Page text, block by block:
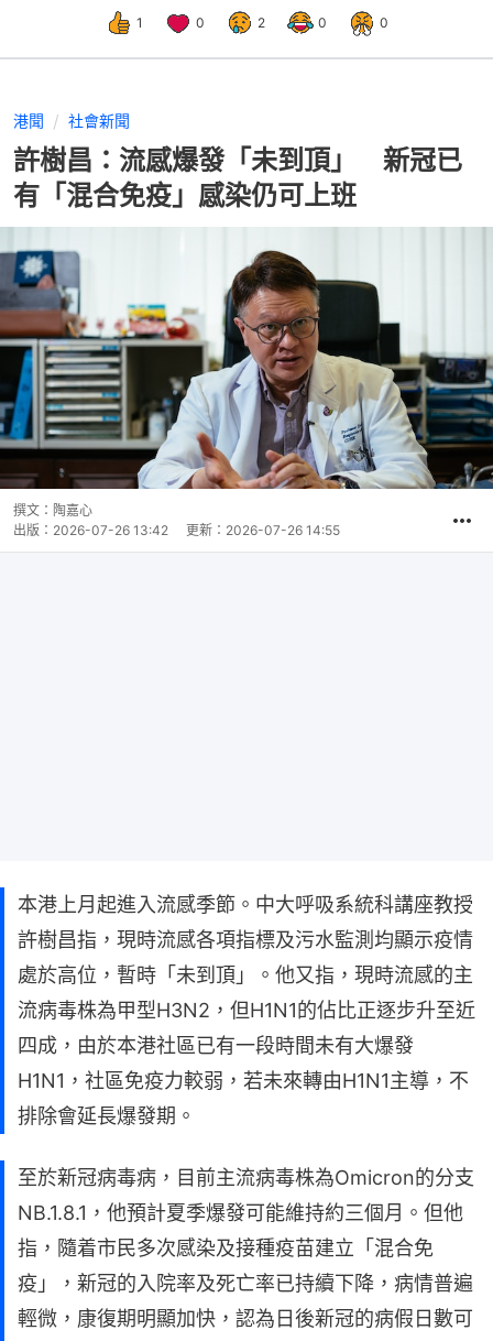
1 0 2 0 0
港聞 社會新聞
許樹昌：流感爆發「未到頂」 新冠已
有「混合免疫」感染仍可上班
撰文： 陶嘉心
出版： 2026-07-26 13:42 更新： 2026-07-26 14:55
本港上月起進入流感季節。中大呼吸系統科講座教授
許樹昌指，現時流感各項指標及污水監測均顯示疫情
處於高位，暫時「未到頂」。他又指，現時流感的主
流病毒株為甲型H3N2，但H1N1的佔比正逐步升至近
四成，由於本港社區已有一段時間未有大爆發
H1N1，社區免疫力較弱，若未來轉由H1N1主導，不
排除會延長爆發期。
至於新冠病毒病，目前主流病毒株為Omicron的分支
NB.1.8.1，他預計夏季爆發可能維持約三個月。但他
指，隨着市民多次感染及接種疫苗建立「混合免
疫」，新冠的入院率及死亡率已持續下降，病情普遍
輕微，康復期明顯加快，認為日後新冠的病假日數可